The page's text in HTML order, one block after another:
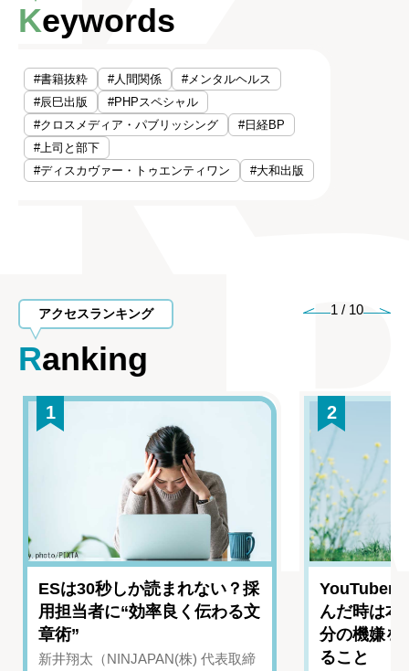
Keywords
#書籍抜粋 #人間関係
#メンタルヘルス
#辰巳出版
#PHPスペシャル
#クロスメディア・パブリッシング
#日経BP
#上司と部下
#ディスカヴァー・トゥエンティワン
#大和出版
アクセスランキング
Ranking
1 / 10
1
ESは30秒しか読まれない？採
用担当者に“効率良く伝わる文
章術”
新井翔太（NINJAPAN(株) 代表取締
2
YouTuber
んだ時は
分の機嫌を
ること